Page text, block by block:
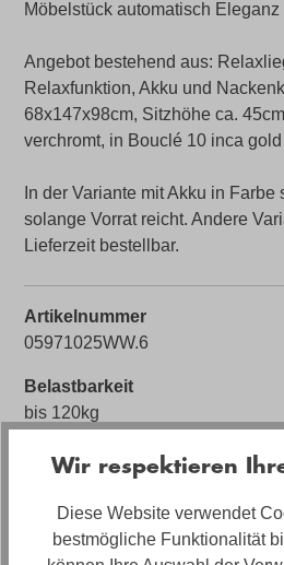
Möbelstück automatisch
Angebot bestehend aus:
Relaxfunktion, Akku und
68x147x98cm, Sitzhöhe ca.
verchromt, in Bouclé 10 inca gold
In der Variante mit Akku in Farbe
solange Vorrat reicht. Andere
Lieferzeit bestellbar.
Artikelnummer
05971025WW.6
Belastbarkeit
bis 120kg
FarbeWir respektieren
Diese Website verwendet
bestmögliche Funktionalität